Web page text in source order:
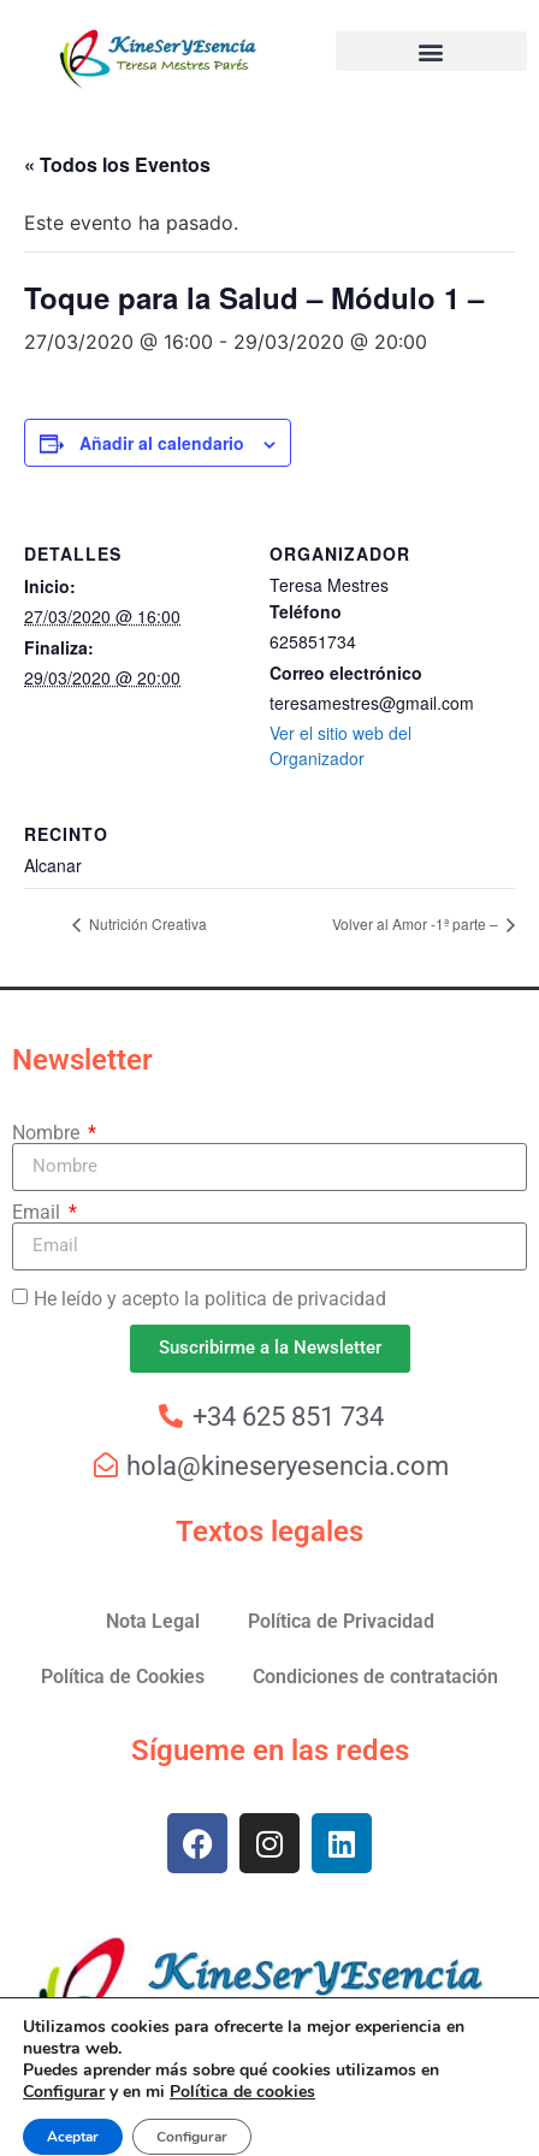
« Todos los Eventos
Este evento ha pasado.
Toque para la Salud – Módulo 1 –
27/03/2020 @ 16:00 - 29/03/2020 @ 20:00
Añadir al calendario
DETALLES
Inicio:
27/03/2020 @ 16:00
Finaliza:
29/03/2020 @ 20:00
ORGANIZADOR
Teresa Mestres
Teléfono
625851734
Correo electrónico
teresamestres@gmail.com
Ver el sitio web del
Organizador
RECINTO
Alcanar
Nutrición Creativa Volver al Amor -1ª parte –
Newsletter
Nombre
Email
He leído y acepto la politica de privacidad
Suscribirme a la Newsletter
+34 625 851 734
hola@kineseryesencia.com
Textos legales
Nota Legal Política de Privacidad
Política de Cookies Condiciones de contratación
Sígueme en las redes
© 2026 Teresa Mestres Parés
Utilizamos cookies para ofrecerte la mejor experiencia en
nuestra web.
Puedes aprender más sobre qué cookies utilizamos en
Configurary en mi Política de cookies
Aceptar Configurar